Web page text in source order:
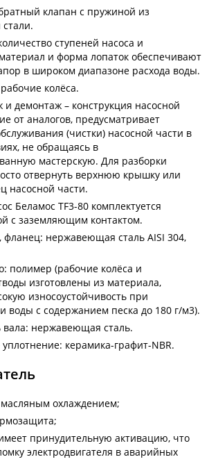
клапан с пружиной из
ступеней насоса и
и форма лопаток обеспечивают
в широком диапазоне расхода воды.
колёса.
и демонтаж – конструкция насосной
от аналогов, предусматривает
(чистки) насосной части в
не обращаясь в
мастерскую. Для разборки
отвернуть верхнюю крышку или
насосной части.
Беламос TF3-80 комплектуется
с заземляющим контактом.
фланец: нержавеющая сталь AISI 304,
полимер (рабочие колёса и
изготовлены из материала,
износоустойчивость при
воды с содержанием песка до 180 г/м3).
вала: нержавеющая сталь.
уплотнение: керамика-графит-NBR.
охлаждением;
принудительную активацию, что
электродвигателя в аварийных